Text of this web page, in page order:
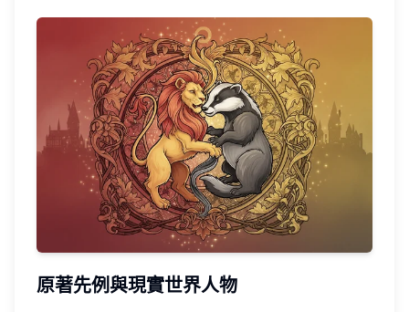
原著先例與現實世界人物